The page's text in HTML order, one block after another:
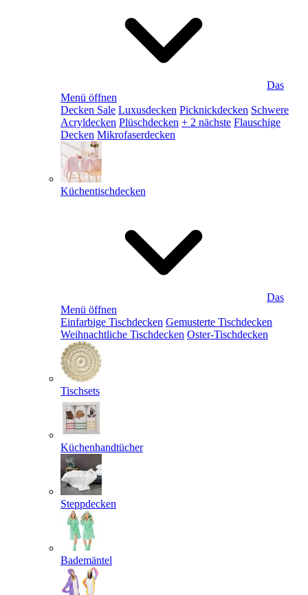
Das
Menü öffnen
Decken Sale Luxusdecken Picknickdecken Schwere
Acryldecken Plüschdecken + 2 nächste Flauschige
Decken Mikrofaserdecken
Küchentischdecken
Das
Menü öffnen
Einfarbige Tischdecken Gemusterte Tischdecken
Weihnachtliche Tischdecken Oster-Tischdecken
Tischsets
Küchenhandtücher
Steppdecken
Bademäntel